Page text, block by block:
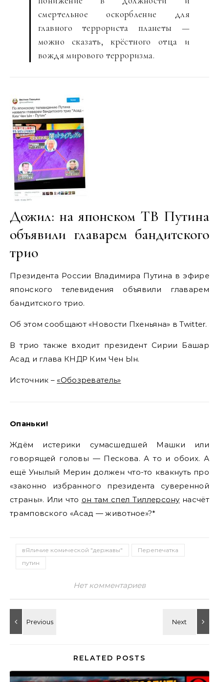
смертельное оскорбление для
главного террориста планеты —
можно сказать, крёстного отца и
вождя мирового терроризма.
Дожил: на японском ТВ Путина
объявили главарем бандитского
трио
Президента России Владимира Путина в эфире
японского телевидения объявили главарем
бандитского трио.
Об этом сообщают «Новости Пхеньяна» в Twitter.
В трио также входит президент Сирии Башар
Асад и глава КНДР Ким Чен Ын.
Источник – «Обозреватель»
Опаньки!
Ждём истерики сумасшедшей Машки или
говорящей головы — Пескова. А то и обоих. А
ещё Унылый Мерин должен что-то квакнуть про
«законно избранного президента суверенной
страны». Или что он там спел Тиллерсону насчёт
трамповского «Асад — животное»?*
вЯличие комической "державы"
Перепечатка
путин
Нет комментариев
RELATED POSTS